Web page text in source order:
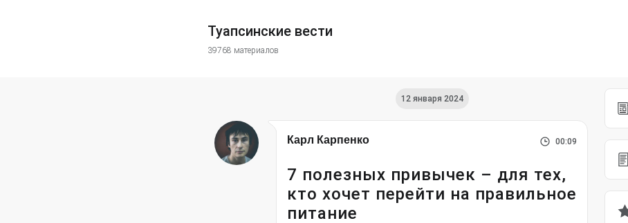
Туапсинские вести
39768 материалов
12 января 2024
Карл Карпенко 00:09
7 полезных привычек – для тех,
кто хочет перейти на правильное
питание